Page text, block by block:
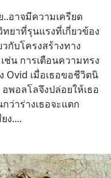
..อาจมีความเครียด
ยาที่รุนแรงที่เกี่ยวข้อง
กับโครงสร้างทาง
ช่น การเตือนความทรง
Ovid เมื่อเธอขอชีวิตนิ
พอลโลจึงปล่อยให้เธอ
ว่าร่างเธอจะแตก
ง....